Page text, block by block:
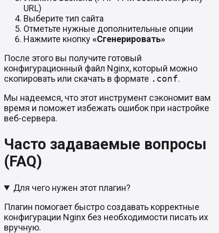
URL)
Выберите тип сайта
Отметьте нужные дополнительные опции
Нажмите кнопку«Сгенерировать»
После этого вы получите готовый
конфигурационный файл Nginx, который можно
скопировать или скачать в формате .conf.
Мы надеемся, что этот инструмент сэкономит вам
время и поможет избежать ошибок при настройке
веб-сервера.
Часто задаваемые вопросы
(FAQ)
Для чего нужен этот плагин?
Плагин помогает быстро создавать корректные
конфигурации Nginx без необходимости писать их
вручную.